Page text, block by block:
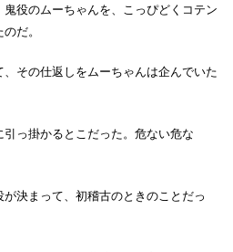
役のムーちゃんを、こっぴどくコテン
だ。
その仕返しをムーちゃんは企んでいた
引っ掛かるとこだった。危ない危な
決まって、初稽古のときのことだっ